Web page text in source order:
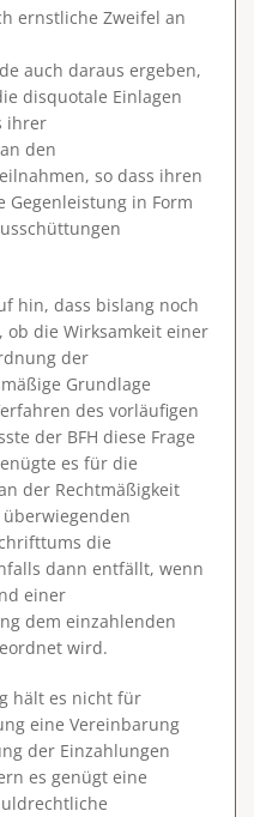
ernstliche Zweifel an
auch daraus ergeben,
disquotale Einlagen
ihrer
den
so dass ihren
Gegenleistung in Form
hin, dass bislang noch
die Wirksamkeit einer
der
Grundlage
des vorläufigen
der BFH diese Frage
es für die
der Rechtmäßigkeit
die
dann entfällt, wenn
einer
dem einzahlenden
wird.
hält es nicht für
eine Vereinbarung
der Einzahlungen
es genügt eine